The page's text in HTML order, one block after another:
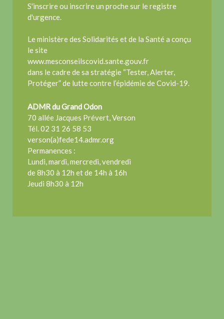
S'inscrire ou inscrire un proche sur le registre
d'urgence.
Le ministère des Solidarités et de la Santé a conçu
le site
www.mesconseilscovid.sante.gouv.fr
dans le cadre de sa stratégie “Tester, Alerter,
Protéger” de lutte contre l’épidémie de Covid-19.
ADMR du Grand Odon
70 allée Jacques Prévert, Verson
Tél. 02 31 26 58 53
verson(a)fede14.admr.org
Permanences :
Lundi, mardi, mercredi, vendredi
de 8h30 à 12h et de 14h à 16h
Jeudi 8h30 à 12h